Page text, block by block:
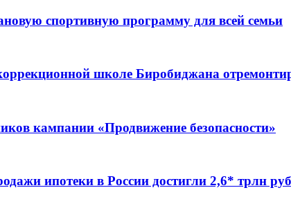
спортивную программу для всей семьи
школе Биробиджана
кампании «Продвижение безопасности»
ипотеки в России достигли 2,6* трлн